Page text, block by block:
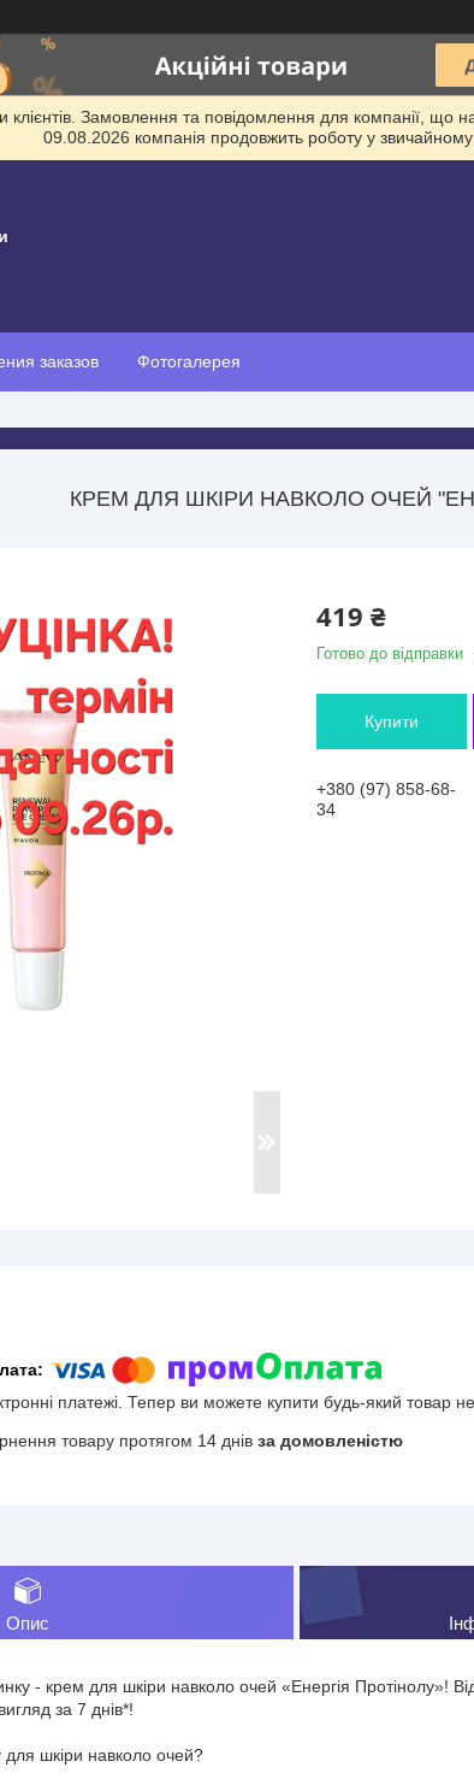
Замовлення та повідомлення для компанії, що
09.08.2026 компанія продовжить роботу у звичайному
заказов Фотогалерея
КРЕМ ДЛЯ ШКІРИ НАВКОЛО ОЧЕЙ
419 ₴
Готово до відправки
Купити
+380 (97) 858-68-
34
платежі. Тепер ви можете купити будь-який товар
товару протягом 14 днів за домовленістю
Опис
- крем для шкіри навколо очей «Енергія Протінолу»!
за 7 днів*!
для шкіри навколо очей?